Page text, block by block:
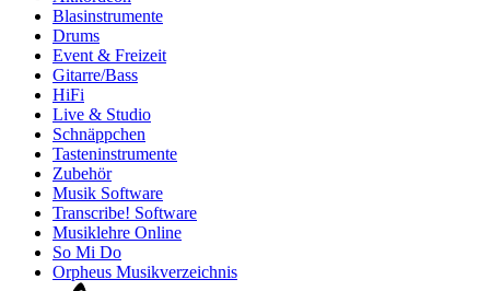
Blasinstrumente
Drums
Event & Freizeit
Gitarre/Bass
HiFi
Live & Studio
Schnäppchen
Tasteninstrumente
Zubehör
Musik Software
Transcribe! Software
Musiklehre Online
So Mi Do
Orpheus Musikverzeichnis